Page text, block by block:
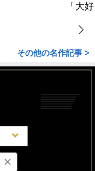
「大
その他の名作記事 >
週間
×